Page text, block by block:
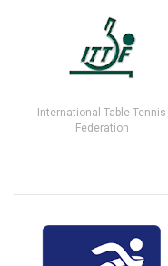
International Table Tennis
Federation